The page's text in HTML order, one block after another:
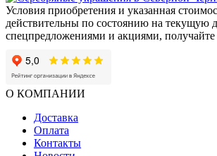
Условия приобретения и указанная
действительны по состоянию на текущую
спецпредложениями и акциями,
О КОМПАНИИ
Доставка
Оплата
Контакты